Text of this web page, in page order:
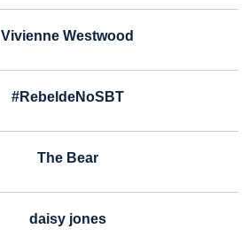
Vivienne Westwood
#RebeldeNoSBT
The Bear
daisy jones